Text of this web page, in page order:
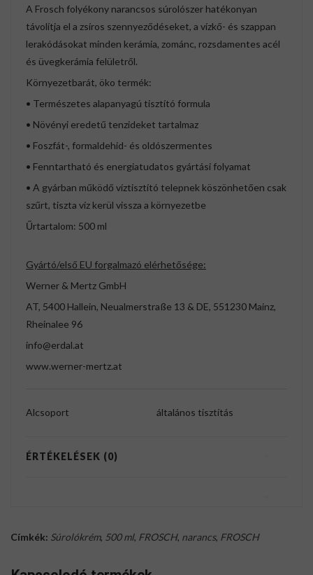
A Frosch folyékony narancsos súrolószer hatékonyan
távolítja el a zsíros szennyeződéseket, a vízkő- és szappan
lerakódásokat minden kerámia, zománc, rozsdamentes acél
és üvegkerámia felületről.
Környezetbarát, öko termék:
• Természetes alapanyagú tisztító formula
• Növényi eredetű tenzideket tartalmaz
• Foszfát-, formaldehid- és oldószermentes
• Fenntartható és energiatudatos gyártási folyamat
• A gyárban működő víztisztító telepnek köszönhetően csak
szűrt, tiszta víz kerül vissza a környezetbe
Űrtartalom: 500 ml
Gyártó/első EU forgalmazó elérhetősége:
Werner & Mertz GmbH
AT, 5400 Hallein, Neualmerstraße 13 & DE, 551230 Mainz,
Rheinalee 96
info@erdal.at
www.werner-mertz.at
Alcsoport általános tisztítás
ÉRTÉKELÉSEK (0)
Címkék: Súrolókrém, 500 ml, FROSCH, narancs, FROSCH